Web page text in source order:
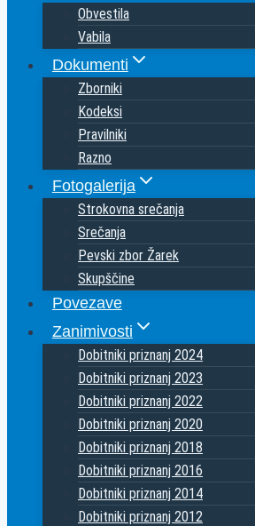
Obvestila
Vabila
Dokumenti
Zborniki
Kodeksi
Pravilniki
Razno
Fotogalerija
Strokovna srečanja
Srečanja
Pevski zbor Žarek
Skupščine
Povezave
Zanimivosti
Dobitniki priznanj 2024
Dobitniki priznanj 2023
Dobitniki priznanj 2022
Dobitniki priznanj 2020
Dobitniki priznanj 2018
Dobitniki priznanj 2016
Dobitniki priznanj 2014
Dobitniki priznanj 2012